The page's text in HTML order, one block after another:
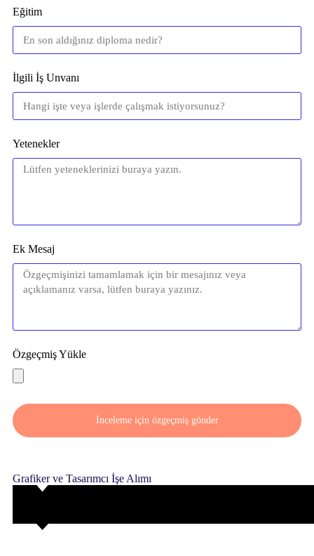
Eğitim
İlgili İş Unvanı
Yetenekler
Ek Mesaj
Özgeçmiş Yükle
İnceleme için özgeçmiş gönder
Grafiker ve Tasarımcı İşe Alımı